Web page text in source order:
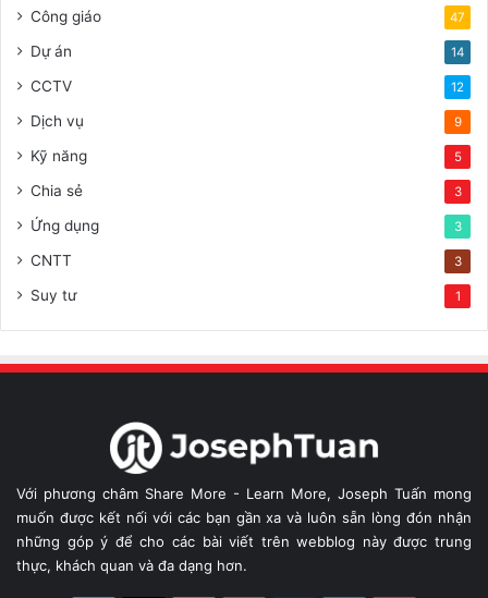
Công giáo 47
Dự án 14
CCTV 12
Dịch vụ 9
Kỹ năng 5
Chia sẻ 3
Ứng dụng 3
CNTT 3
Suy tư 1
Với phương châm Share More - Learn More, Joseph Tuấn mong
muốn được kết nối với các bạn gần xa và luôn sẵn lòng đón nhận
những góp ý để cho các bài viết trên webblog này được trung
thực, khách quan và đa dạng hơn.